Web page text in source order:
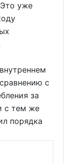
уже
с
за
с тем же
порядка